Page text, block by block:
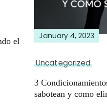
el
January 4, 2023
Uncategorized
3
sabotean y como